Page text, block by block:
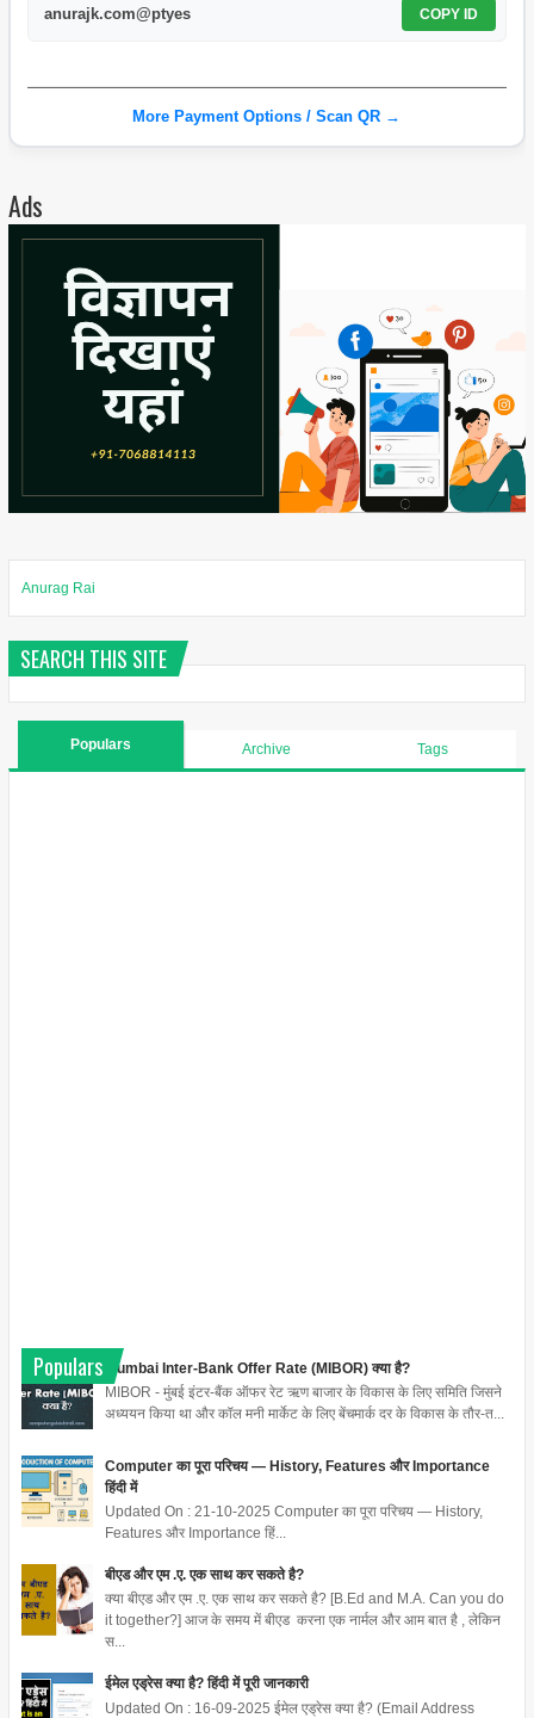
anurajk.com@ptyes COPY ID
More Payment Options / Scan QR →
Ads
Anurag Rai
SEARCH THIS SITE
Populars Archive Tags
Populars
Mumbai Inter-Bank Offer Rate (MIBOR) क्या है?
MIBOR - मुंबई इंटर-बैंक ऑफर रेट ऋण बाजार के विकास के लिए समिति जिसने
अध्ययन किया था और कॉल मनी मार्केट के लिए बेंचमार्क दर के विकास के तौर-त...
Computer का पूरा परिचय — History, Features और Importance
हिंदी में
Updated On : 21-10-2025 Computer का पूरा परिचय — History,
Features और Importance हिं...
बीएड और एम .ए. एक साथ कर सकते है?
क्या बीएड और एम .ए. एक साथ कर सकते है? [B.Ed and M.A. Can you do
it together?] आज के समय में बीएड करना एक नार्मल और आम बात है , लेकिन
स...
ईमेल एड्रेस क्या है? हिंदी में पूरी जानकारी
Updated On : 16-09-2025 ईमेल एड्रेस क्या है? (Email Address